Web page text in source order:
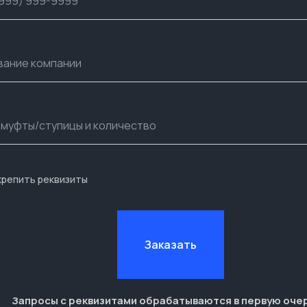
реквизиты
Заказать
Запросы с реквизитами обрабатываются в первую